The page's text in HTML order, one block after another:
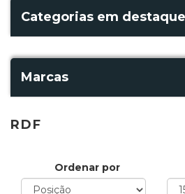
Categorias em destaque
Marcas
RDF
Ordenar por